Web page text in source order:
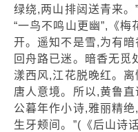
绿绕,两山排闼送青来
“一鸟不鸣山更幽”,《梅
开。遥知不是雪,为有暗
回舟路已迷。暗香无觅
漾西风,江花脱晚红。
唐人意境。所以,黄鲁直
公暮年作小诗,雅丽精
生牙颊间。”(《后山诗